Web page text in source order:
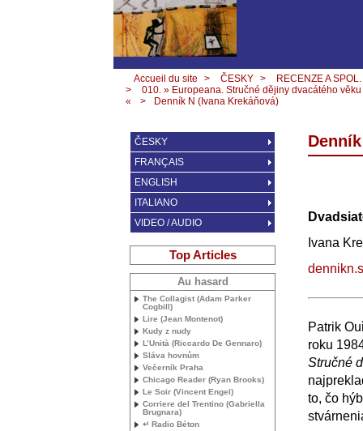
Accueil du site > ČESKY >
RECENZE A SPOL.
>
010. » Europeana. Stručné dějiny dvacátého věku
«
> Denník N (Ivana Krekáňová)
Ivana
Patrik
roku
Stručné
to, čo
ČESKY
FRANÇAIS
ENGLISH
ITALIANO
VIDEO / AUDIO
Top Articles
Au hasard
The Collagist (Adam Parker
Cogbill)
Lire (Jean Montenot)
Kudy z nudy
L’Unità (Riccardo De Gennaro)
Sláva hovnům
Večerník Praha
Chicago Reader (Ryan Brooks)
Le Soir (Vincent Engel)
Corriere del Trentino (Gabriella
Brugnara)
↵ Radio Béton